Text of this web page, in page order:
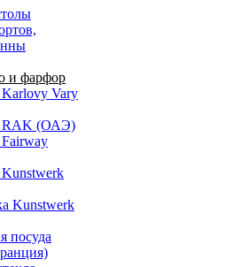
и фарфор
Vary
RAK (ОАЭ)
Kunstwerk
посуда